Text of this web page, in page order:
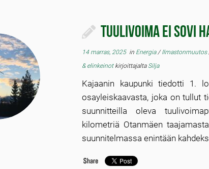
Tuulivoima ei sovi
14 marras, 2025in Energia/Ilmastonmuutos
& elinkeinot kirjoittajalta Silja
Kajaanin kaupunki tiedotti 1.
osayleiskaavasta, joka on tullut
suunnitteilla oleva
kilometriä Otanmäen
suunnitelmassa enintään